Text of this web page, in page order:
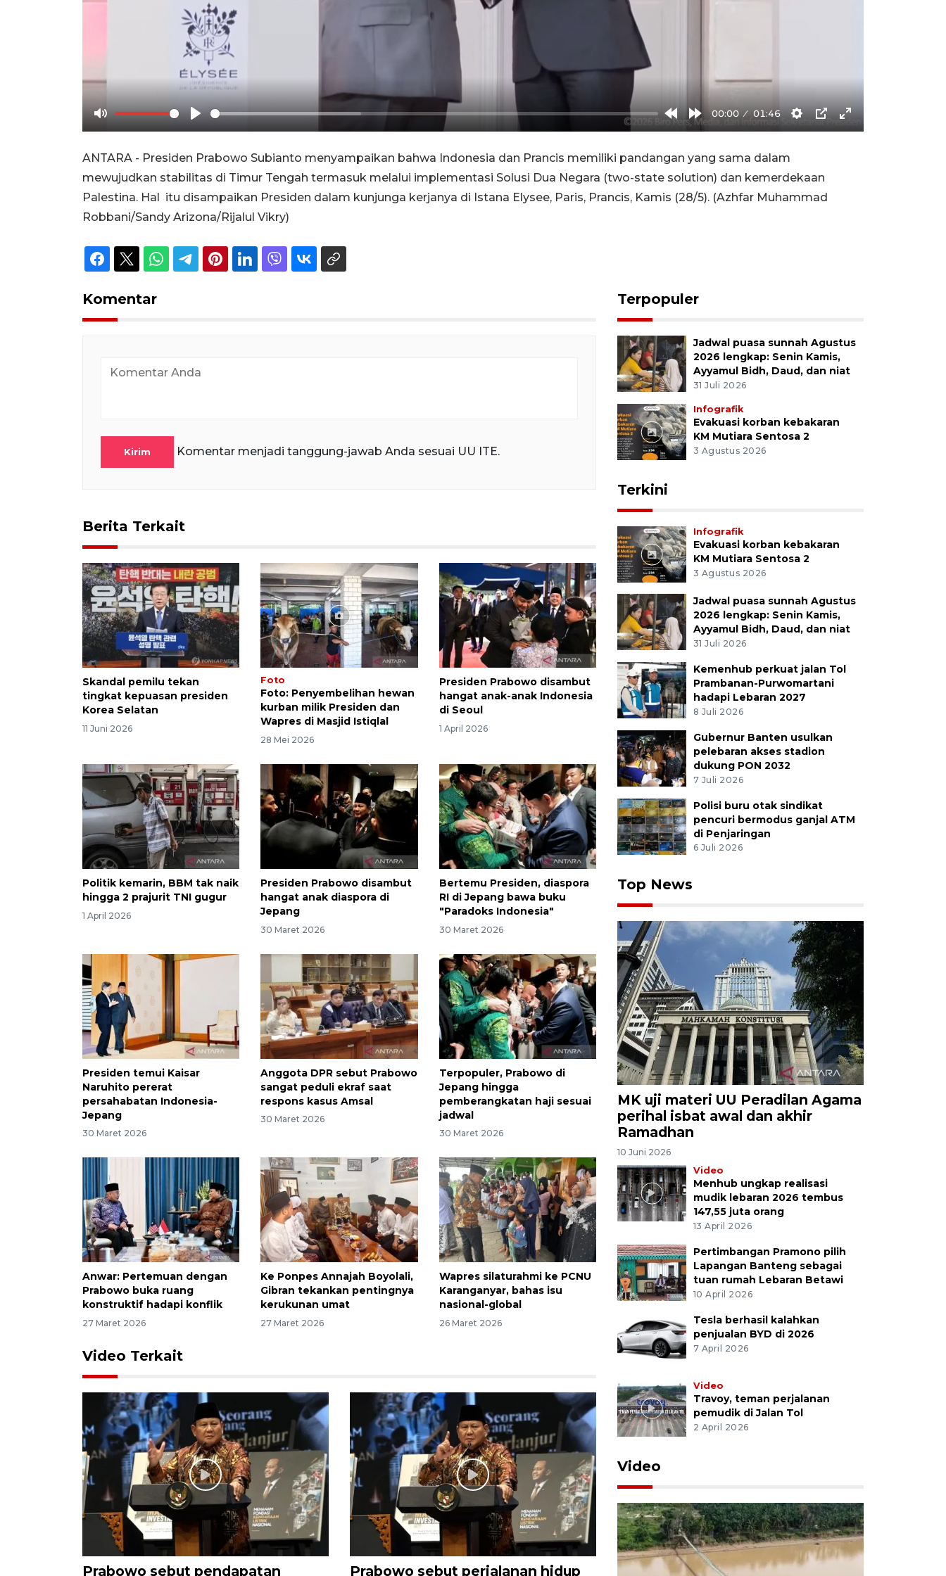
Mute Play
RewindForward
00:00 01:46
Settings
PIP Enter
ANTARA - Presiden Prabowo Subianto menyampaikan bahwa Indonesia dan Prancis memiliki pandangan yang sama dalam
mewujudkan stabilitas di Timur Tengah termasuk melalui implementasi Solusi Dua Negara (two-state solution) dan kemerdekaan
Palestina. Hal itu disampaikan Presiden dalam kunjunga kerjanya di Istana Elysee, Paris, Prancis, Kamis (28/5). (Azhfar Muhammad
Robbani/Sandy Arizona/Rijalul Vikry)
Komentar
Kirim Komentar menjadi tanggung-jawab Anda sesuai UU ITE.
Berita Terkait
Skandal pemilu tekan
tingkat kepuasan presiden
Korea Selatan
11 Juni 2026
Foto
Foto: Penyembelihan hewan
kurban milik Presiden dan
Wapres di Masjid Istiqlal
28 Mei 2026
Presiden Prabowo disambut
hangat anak-anak Indonesia
di Seoul
1 April 2026
Politik kemarin, BBM tak naik
hingga 2 prajurit TNI gugur
1 April 2026
Presiden Prabowo disambut
hangat anak diaspora di
Jepang
30 Maret 2026
Bertemu Presiden, diaspora
RI di Jepang bawa buku
"Paradoks Indonesia"
30 Maret 2026
Presiden temui Kaisar
Naruhito pererat
persahabatan Indonesia-
Jepang
30 Maret 2026
Anggota DPR sebut Prabowo
sangat peduli ekraf saat
respons kasus Amsal
30 Maret 2026
Terpopuler, Prabowo di
Jepang hingga
pemberangkatan haji sesuai
jadwal
30 Maret 2026
Anwar: Pertemuan dengan
Prabowo buka ruang
konstruktif hadapi konflik
27 Maret 2026
Ke Ponpes Annajah Boyolali,
Gibran tekankan pentingnya
kerukunan umat
27 Maret 2026
Wapres silaturahmi ke PCNU
Karanganyar, bahas isu
nasional-global
26 Maret 2026
Video Terkait
Prabowo sebut pendapatan
Prabowo sebut perjalanan hidup
Terpopuler
Jadwal puasa sunnah Agustus
2026 lengkap: Senin Kamis,
Ayyamul Bidh, Daud, dan niat
31 Juli 2026
Infografik
Evakuasi korban kebakaran
KM Mutiara Sentosa 2
3 Agustus 2026
Terkini
Infografik
Evakuasi korban kebakaran
KM Mutiara Sentosa 2
3 Agustus 2026
Jadwal puasa sunnah Agustus
2026 lengkap: Senin Kamis,
Ayyamul Bidh, Daud, dan niat
31 Juli 2026
Kemenhub perkuat jalan Tol
Prambanan-Purwomartani
hadapi Lebaran 2027
8 Juli 2026
Gubernur Banten usulkan
pelebaran akses stadion
dukung PON 2032
7 Juli 2026
Polisi buru otak sindikat
pencuri bermodus ganjal ATM
di Penjaringan
6 Juli 2026
Top News
MK uji materi UU Peradilan Agama
perihal isbat awal dan akhir
Ramadhan
10 Juni 2026
Video
Menhub ungkap realisasi
mudik lebaran 2026 tembus
147,55 juta orang
13 April 2026
Pertimbangan Pramono pilih
Lapangan Banteng sebagai
tuan rumah Lebaran Betawi
10 April 2026
Tesla berhasil kalahkan
penjualan BYD di 2026
7 April 2026
Video
Travoy, teman perjalanan
pemudik di Jalan Tol
2 April 2026
Video